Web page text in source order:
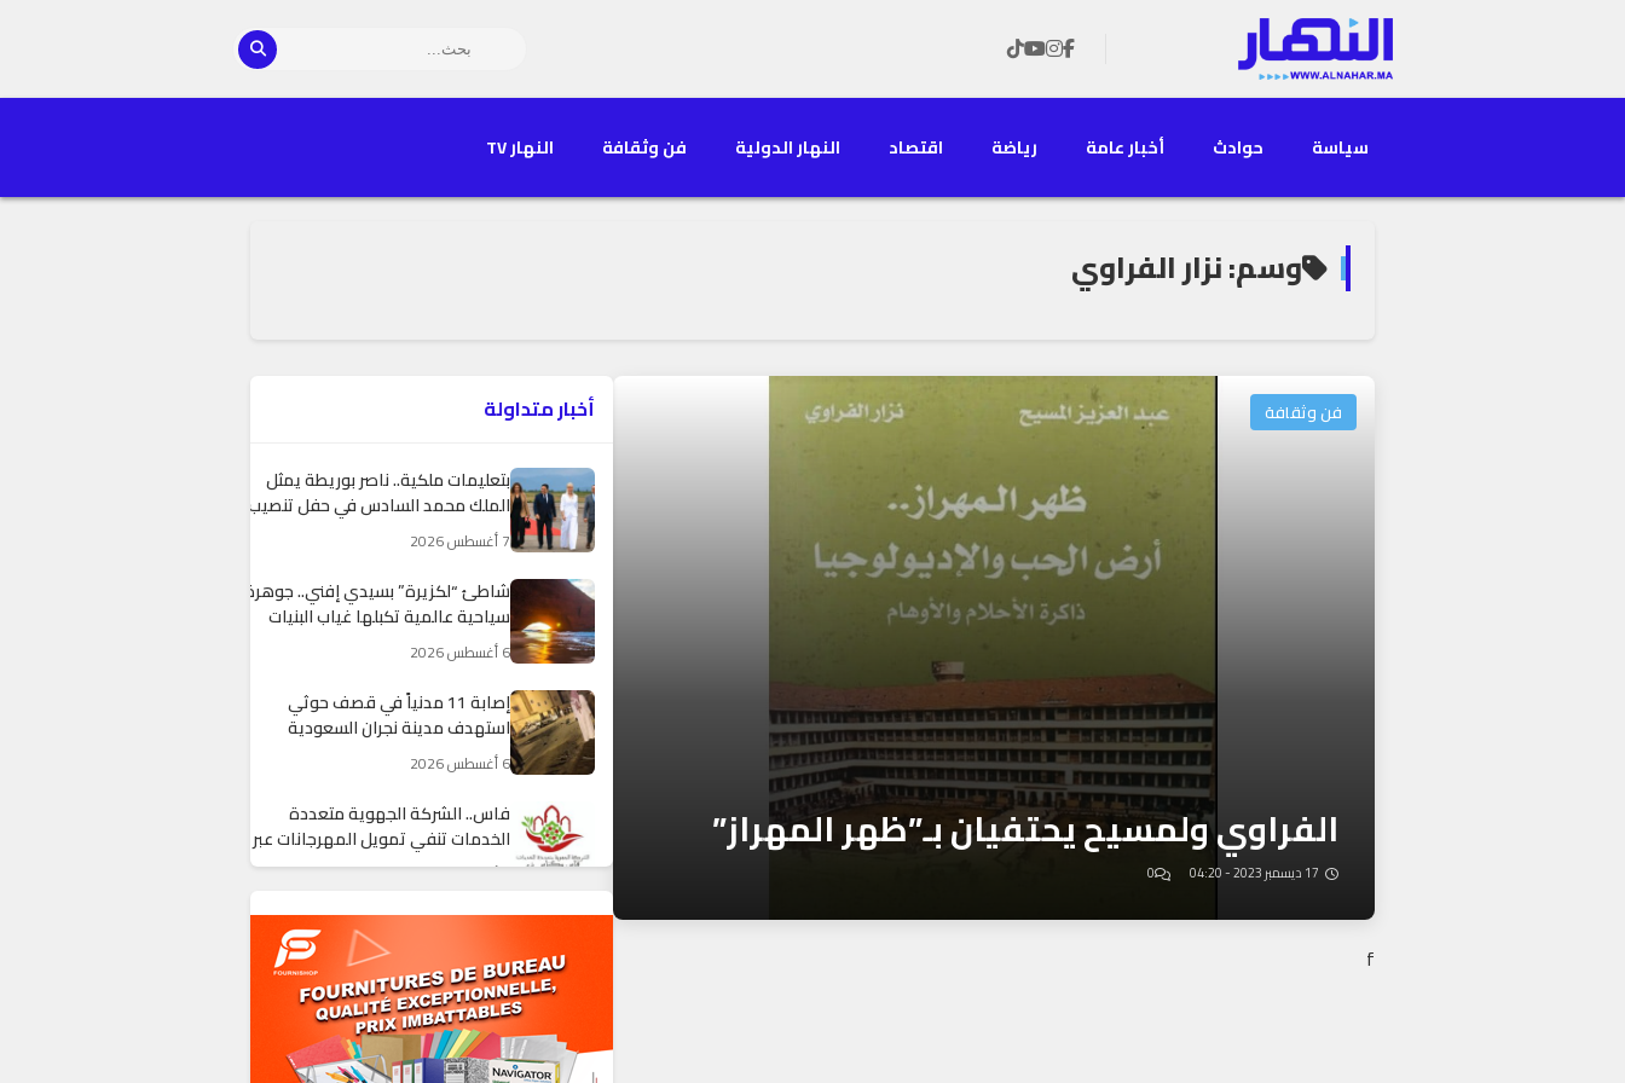
سياسة حوادث أخبار عامة رياضة اقتصاد النهار الدولية فن وثقافة النهار TV
وسم: نزار الفراوي
فن وثقافة
الفراوي ولمسيح يحتفيان بـ”ظهر المهراز”
17 ديسمبر 2023 - 04:20 0
f
أخبار متداولة
بتعليمات ملكية.. ناصر بوريطة يمثل
الملك محمد السادس في حفل تنصيب
الرئيس الكولومبي الجديد
7 أغسطس 2026
شاطئ “لكزيرة” بسيدي إفني.. جوهرة
سياحية عالمية تكبلها غياب البنيات
التحتية وضعف التجهيزات
6 أغسطس 2026
إصابة 11 مدنياً في قصف حوثي
استهدف مدينة نجران السعودية
6 أغسطس 2026
فاس.. الشركة الجهوية متعددة
الخدمات تنفي تمويل المهرجانات عبر
فواتير الماء والكهرباء
6 أغسطس 2026
انفجار قناة للصرف الصحي يغرق أحياء
ميراللفت بالأوحال ويشل حركة السير
6 أغسطس 2026
تراجع ملموس في مفرغات الصيد
البحري بميناء أكادير خلال النصف الأول